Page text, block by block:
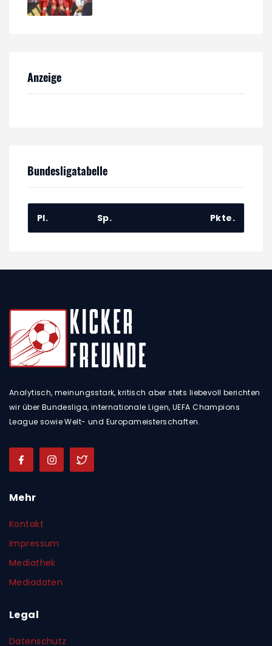
Anzeige
Bundesligatabelle
Pl. Sp. Pkte.
Analytisch, meinungsstark, kritisch aber stets liebevoll berichten
wir über Bundesliga, internationale Ligen, UEFA Champions
League sowie Welt- und Europameisterschaften.
Mehr
Kontakt
Impressum
Mediathek
Mediadaten
Legal
Datenschutz